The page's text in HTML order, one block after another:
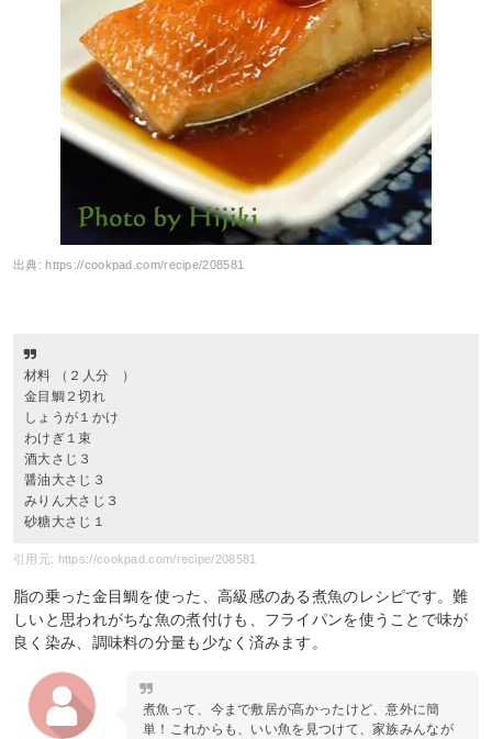
出典: https://cookpad.com/recipe/208581
材料 （２人分 ）
金目鯛２切れ
しょうが１かけ
わけぎ１束
酒大さじ３
醤油大さじ３
みりん大さじ３
砂糖大さじ１
引用元: https://cookpad.com/recipe/208581
脂の乗った金目鯛を使った、高級感のある煮魚のレシピです。難
しいと思われがちな魚の煮付けも、フライパンを使うことで味が
良く染み、調味料の分量も少なく済みます。
煮魚って、今まで敷居が高かったけど、意外に簡
単！これからも、いい魚を見つけて、家族みんなが